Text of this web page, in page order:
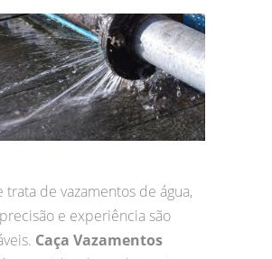
trata de vazamentos de água,
e experiência são
Caça Vazamentos